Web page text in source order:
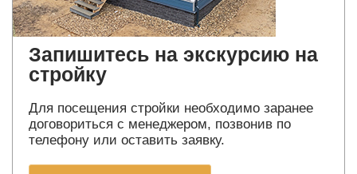
Запишитесь на экскурсию на
стройку
Для посещения стройки необходимо заранее
договориться с менеджером, позвонив по
телефону или оставить заявку.